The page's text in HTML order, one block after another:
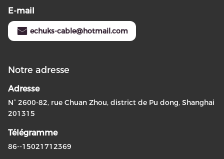
E-mail
echuks-cable@hotmail.com
Notre adresse
Adresse
N° 2600-82, rue Chuan Zhou, district de Pu dong, Shanghai
201315
Télégramme
86--15021712369